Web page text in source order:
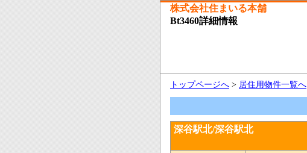
株式会社住まいる本舗
Bt3460詳細情報
トップページへ > 居住用物件一覧へ
深谷駅北/深谷駅北